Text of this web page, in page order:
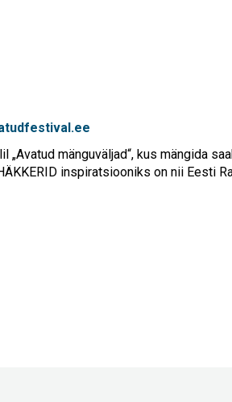
mänguväljad“, kus mängida
inspiratsiooniks on nii Eesti